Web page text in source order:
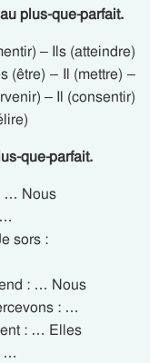
plus-que-parfait.
– Ils (atteindre)
(être) – Il (mettre) –
– Il (consentir)
que-parfait.
… Nous
sors :
: … Nous
: …
: … Elles
…